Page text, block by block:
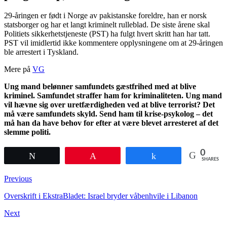
29-åringen er født i Norge av pakistanske foreldre, han er norsk
statsborger og har et langt kriminelt rulleblad. De siste årene skal
Politiets sikkerhetstjeneste (PST) ha fulgt hvert skritt han har tatt.
PST vil imidlertid ikke kommentere opplysningene om at 29-åringen
ble arrestert i Tyskland.
Mere på VG
Ung mand belønner samfundets gæstfrihed med at blive
kriminel. Samfundet straffer ham for kriminaliteten. Ung mand
vil hævne sig over uretfærdigheden ved at blive terrorist? Det
må være samfundets skyld. Send ham til krise-psykolog – det
må han da have behov for efter at være blevet arresteret af det
slemme politi.
0
SHARES
Previous
Overskrift i EkstraBladet: Israel bryder våbenhvile i Libanon
Next